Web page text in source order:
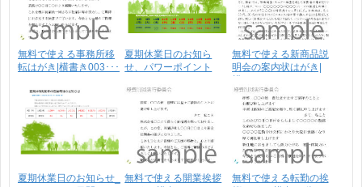
無料で使える事務所移
転はがき|横書き003･･･
夏期休業日のお知ら
せ、パワーポイント
無料で使える新商品説
明会の案内状はがき|
夏期休業日のお知らせ_
無料で使える開業挨拶
無料で使える転勤の挨